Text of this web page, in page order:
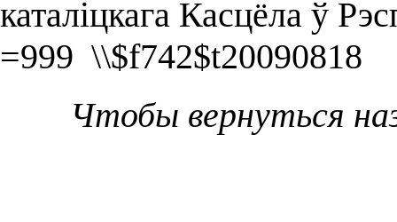
каталіцкага Касцёла ў
=999 \\$f742$t20090818
Чтобы вернуться